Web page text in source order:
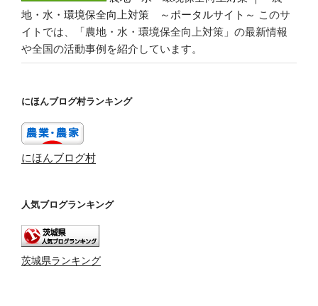
地・水・環境保全向上対策 ～ポータルサイト～ このサ
イトでは、「農地・水・環境保全向上対策」の最新情報
や全国の活動事例を紹介しています。
にほんブログ村ランキング
にほんブログ村
人気ブログランキング
茨城県ランキング